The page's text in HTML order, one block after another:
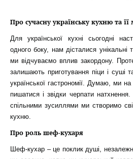
Про сучасну українську кухню та її
Для української кухні сьогодні
одного боку, нам дісталися унікальні
ми відчуваємо вплив закордону.
залишають приготування піци і суші
української гастрономії. Думаю, ми
пишатися і звідки черпати
спільними зусиллями ми створимо
кухню.
Про роль шеф-кухаря
Шеф-кухар – це поклик душі,